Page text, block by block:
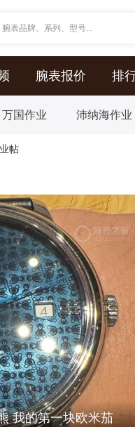
腕表品牌、系列、型号...
腕表报价 排
万国作业 沛纳海作业
帖
我的第一块欧米茄